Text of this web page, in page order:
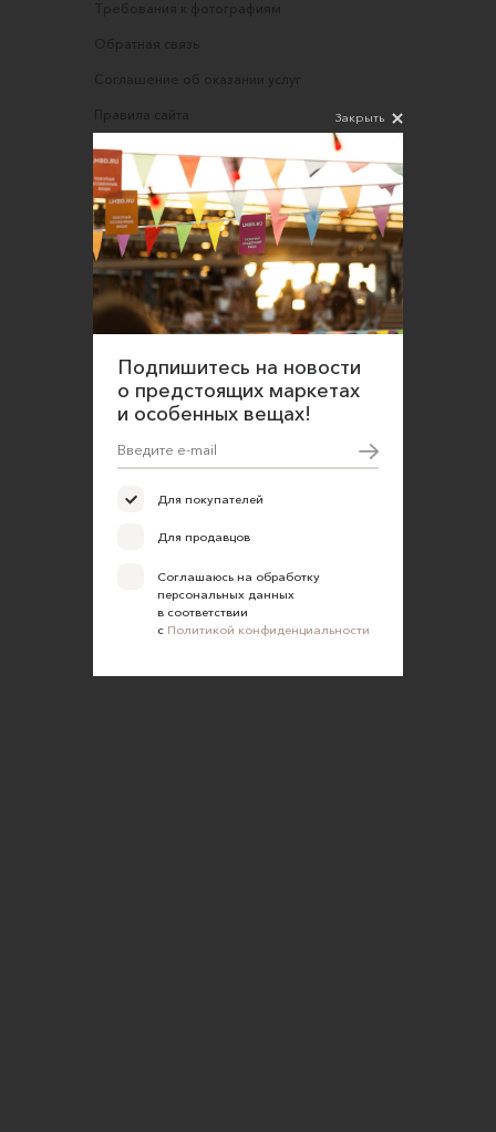
Требования к фотографиям
Обратная связь
Соглашение об оказании услуг
Правила сайта
Оферта для продавцов
Оферта для покупателей
Политика конфиденциальности
Согласие на обработку персональных данных
Закрыть
Подпишитесь на новости
о предстоящих маркетах
и особенных вещах!
Для покупателей
Для продавцов
Соглашаюсь на обработку
персональных данных
в соответствии
с Политикой конфиденциальности